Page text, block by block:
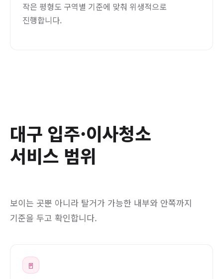
작은 평형도 구역별 기준에 맞춰 위생적으로
진행합니다.
대구 입주·이사청소
서비스 범위
보이는 곳뿐 아니라 탈거가 가능한 내부와 안쪽까지
기준을 두고 확인합니다.
🚪